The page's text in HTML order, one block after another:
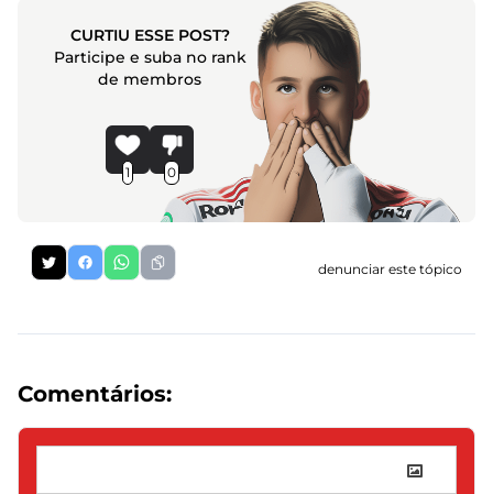
CURTIU ESSE POST?
Participe e suba no rank
de membros
1 0
denunciar este tópico
Comentários: